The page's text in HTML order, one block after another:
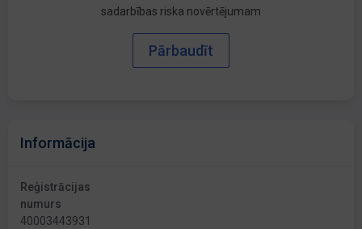
sadarbības riska novērtējumam
Pārbaudīt
Informācija
Reģistrācijas
numurs
40003443931